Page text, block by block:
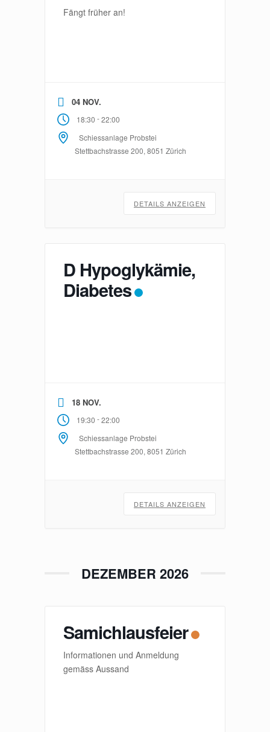
Fängt früher an!
04 NOV.
18:30 -22:00
Schiessanlage Probstei
Stettbachstrasse 200, 8051 Zürich
DETAILS ANZEIGEN
D Hypoglykämie,
Diabetes
18 NOV.
19:30 -22:00
Schiessanlage Probstei
Stettbachstrasse 200, 8051 Zürich
DETAILS ANZEIGEN
DEZEMBER 2026
Samichlausfeier
Informationen und Anmeldung
gemäss Aussand